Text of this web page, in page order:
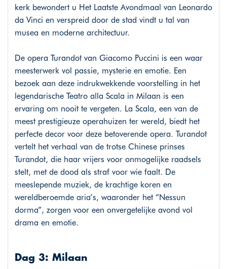
kerk bewondert u Het Laatste Avondmaal van Leonardo
da Vinci en verspreid door de stad vindt u tal van
musea en moderne architectuur.
De opera Turandot van Giacomo Puccini is een waar
meesterwerk vol passie, mysterie en emotie. Een
bezoek aan deze indrukwekkende voorstelling in het
legendarische Teatro alla Scala in Milaan is een
ervaring om nooit te vergeten. La Scala, een van de
meest prestigieuze operahuizen ter wereld, biedt het
perfecte decor voor deze betoverende opera. Turandot
vertelt het verhaal van de trotse Chinese prinses
Turandot, die haar vrijers voor onmogelijke raadsels
stelt, met de dood als straf voor wie faalt. De
meeslepende muziek, de krachtige koren en
wereldberoemde aria’s, waaronder het “Nessun
dorma”, zorgen voor een onvergetelijke avond vol
drama en emotie.
Dag 3: Milaan